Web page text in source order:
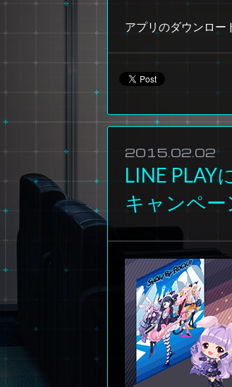
アプリのダウンロ
2015.02.02
LINE PLAY
キャンペー